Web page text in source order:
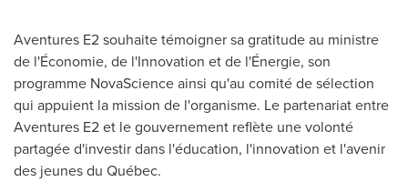
Aventures E2 souhaite témoigner sa gratitude au ministre
de l'Économie, de l'Innovation et de l'Énergie, son
programme NovaScience ainsi qu'au comité de sélection
qui appuient la mission de l'organisme. Le partenariat entre
Aventures E2 et le gouvernement reflète une volonté
partagée d'investir dans l'éducation, l'innovation et l'avenir
des jeunes du Québec.